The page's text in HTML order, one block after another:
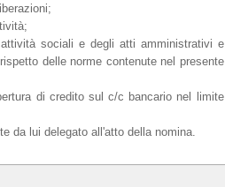
sociali e degli atti amministrativi e
delle norme contenute nel presente
di credito sul c/c bancario nel limite
da lui delegato all'atto della nomina.